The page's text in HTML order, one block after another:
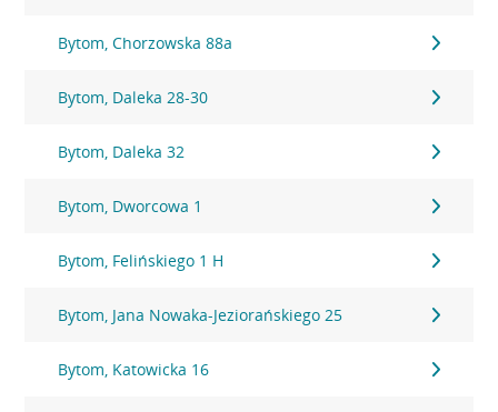
Bytom, Chorzowska 88a
Bytom, Daleka 28-30
Bytom, Daleka 32
Bytom, Dworcowa 1
Bytom, Felińskiego 1 H
Bytom, Jana Nowaka-Jeziorańskiego 25
Bytom, Katowicka 16